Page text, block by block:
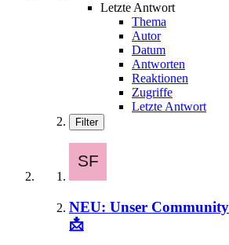
Letzte Antwort
Thema
Autor
Datum
Antworten
Reaktionen
Zugriffe
Letzte Antwort
Filter
NEU: Unser
📩